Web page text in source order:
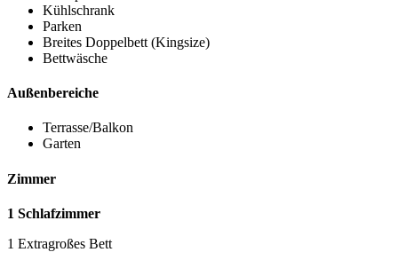
Kühlschrank
Parken
Breites Doppelbett (Kingsize)
Bettwäsche
Außenbereiche
Terrasse/Balkon
Garten
Zimmer
1 Schlafzimmer
1 Extragroßes Bett